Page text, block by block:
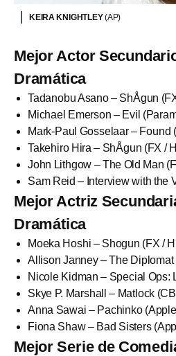
KEIRA KNIGHTLEY(AP)
Mejor Actor
Dramática
Tadanobu Asano – ShÅgun
Michael Emerson – Evil
Mark-Paul Gosselaar – Found
Takehiro Hira – ShÅgun (FX /
John Lithgow – The Old Man
Sam Reid – Interview with the
Mejor Actriz
Dramática
Moeka Hoshi – Shogun (FX /
Allison Janney – The Diplomat
Nicole Kidman – Special Ops:
Skye P. Marshall – Matlock
Anna Sawai – Pachinko
Fiona Shaw – Bad Sisters
Mejor Serie de